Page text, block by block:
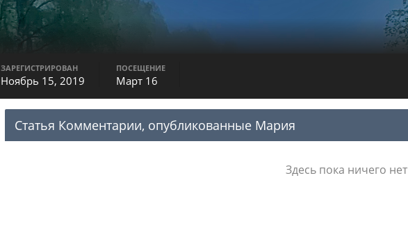
ЗАРЕГИСТРИРОВАН
Ноябрь 15, 2019
ПОСЕЩЕНИЕ
Март 16
Статья Комментарии, опубликованные Мария
Здесь пока ничего нет